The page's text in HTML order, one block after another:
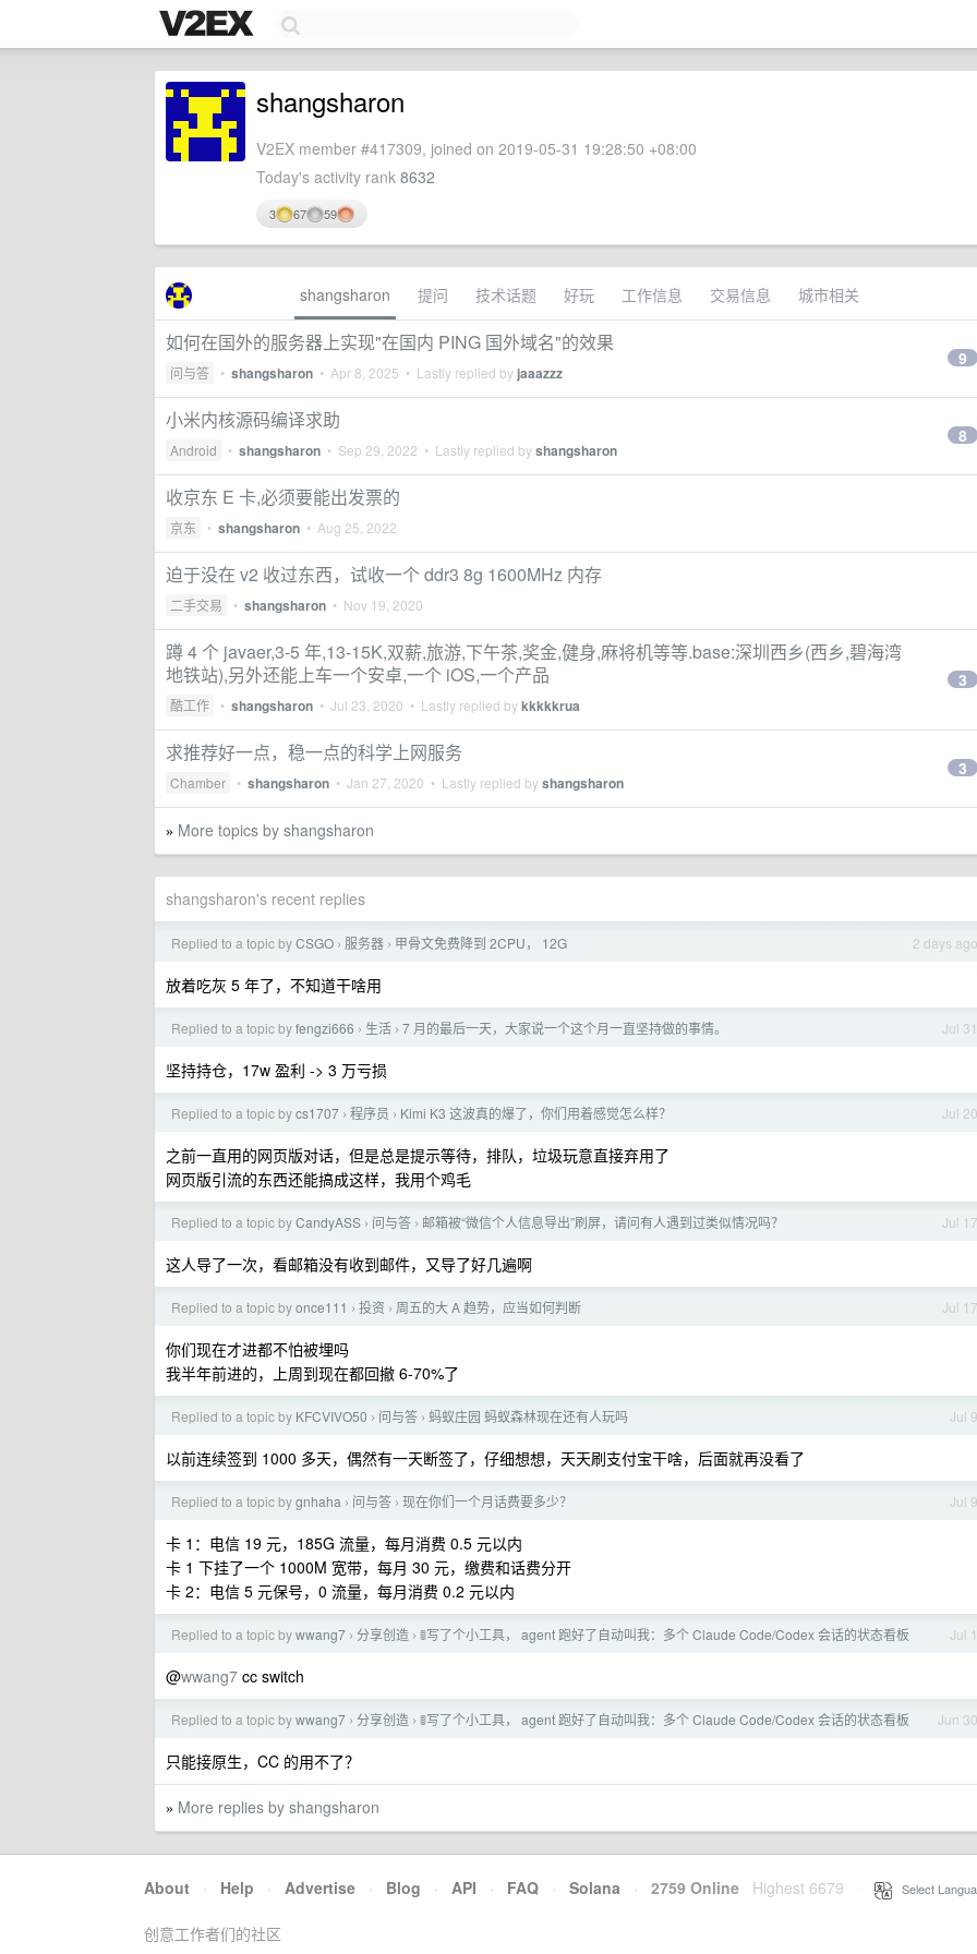
shangsharon
V2EX member #417309, joined on 2019-05-31 19:28:50 +08:00
Today's activity rank 8632
3 67 59
shangsharon 提问 技术话题 好玩 工作信息 交易信息 城市相关
如何在国外的服务器上实现"在国内 PING 国外域名"的效果
问与答 • shangsharon • Apr 8, 2025 • Lastly replied by jaaazzz
9
小米内核源码编译求助
Android • shangsharon • Sep 29, 2022 • Lastly replied byshangsharon
8
收京东 E 卡,必须要能出发票的
京东 • shangsharon • Aug 25, 2022
迫于没在 v2 收过东西，试收一个 ddr3 8g 1600MHz 内存
二手交易 • shangsharon • Nov 19, 2020
蹲 4 个 javaer,3-5 年,13-15K,双薪,旅游,下午茶,奖金,健身,麻将机等等.base:深圳西乡(西乡,碧海湾
地铁站),另外还能上车一个安卓,一个 iOS,一个产品
酷工作 • shangsharon • Jul 23, 2020 • Lastly replied bykkkkkrua
3
求推荐好一点，稳一点的科学上网服务
Chamber • shangsharon • Jan 27, 2020 • Lastly replied byshangsharon
3
» More topics by shangsharon
shangsharon's recent replies
2 days ago
Replied to a topic byCSGO › 服务器 › 甲骨文免费降到 2CPU， 12G
放着吃灰 5 年了，不知道干啥用
Jul 31
Replied to a topic byfengzi666 › 生活 › 7 月的最后一天，大家说一个这个月一直坚持做的事情。
坚持持仓，17w 盈利 -> 3 万亏损
Jul 20
Replied to a topic bycs1707 › 程序员 › Kimi K3 这波真的爆了，你们用着感觉怎么样？
之前一直用的网页版对话，但是总是提示等待，排队，垃圾玩意直接弃用了
网页版引流的东西还能搞成这样，我用个鸡毛
Jul 17
Replied to a topic byCandyASS › 问与答 › 邮箱被“微信个人信息导出”刷屏，请问有人遇到过类似情况吗？
这人导了一次，看邮箱没有收到邮件，又导了好几遍啊
Jul 17
Replied to a topic byonce111 › 投资 › 周五的大 A 趋势，应当如何判断
你们现在才进都不怕被埋吗
我半年前进的，上周到现在都回撤 6-70%了
Jul 9
Replied to a topic by KFCVIVO50 › 问与答 › 蚂蚁庄园 蚂蚁森林现在还有人玩吗
以前连续签到 1000 多天，偶然有一天断签了，仔细想想，天天刷支付宝干啥，后面就再没看了
Jul 9
Replied to a topic bygnhaha › 问与答 › 现在你们一个月话费要多少？
卡 1：电信 19 元，185G 流量，每月消费 0.5 元以内
卡 1 下挂了一个 1000M 宽带，每月 30 元，缴费和话费分开
卡 2：电信 5 元保号，0 流量，每月消费 0.2 元以内
Jul 1
Replied to a topic bywwang7 › 分享创造 › 🚦写了个小工具， agent 跑好了自动叫我：多个 Claude Code/Codex 会话的状态看板
@wwang7 cc switch
Jun 30
Replied to a topic bywwang7 › 分享创造 › 🚦写了个小工具， agent 跑好了自动叫我：多个 Claude Code/Codex 会话的状态看板
只能接原生，CC 的用不了？
» More replies by shangsharon
About · Help · Advertise · Blog · API · FAQ · Solana · 2759 Online Highest 6679 Select
创意工作者们的社区